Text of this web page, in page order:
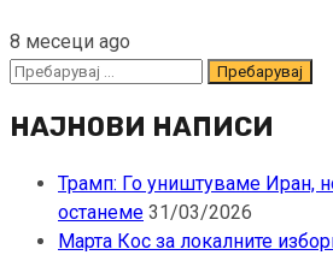
8 месеци ago
Пребарувај
НАЈНОВИ НАПИСИ
Трамп: Го уништуваме Иран,
останеме 31/03/2026
Марта Кос за локалните